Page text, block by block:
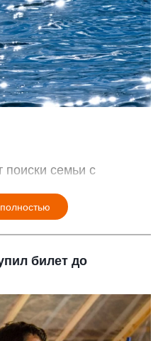
поиски семьи с
билет до